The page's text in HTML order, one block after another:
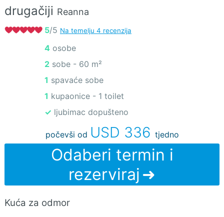
drugačiji Reanna
5/5 Na temelju 4 recenzija
4 osobe
2 sobe - 60 m²
1 spavaće sobe
1 kupaonice - 1 toilet
✓ ljubimac dopušteno
počevši od USD 336 tjedno
Odaberi termin i
rezerviraj
Kuća za odmor